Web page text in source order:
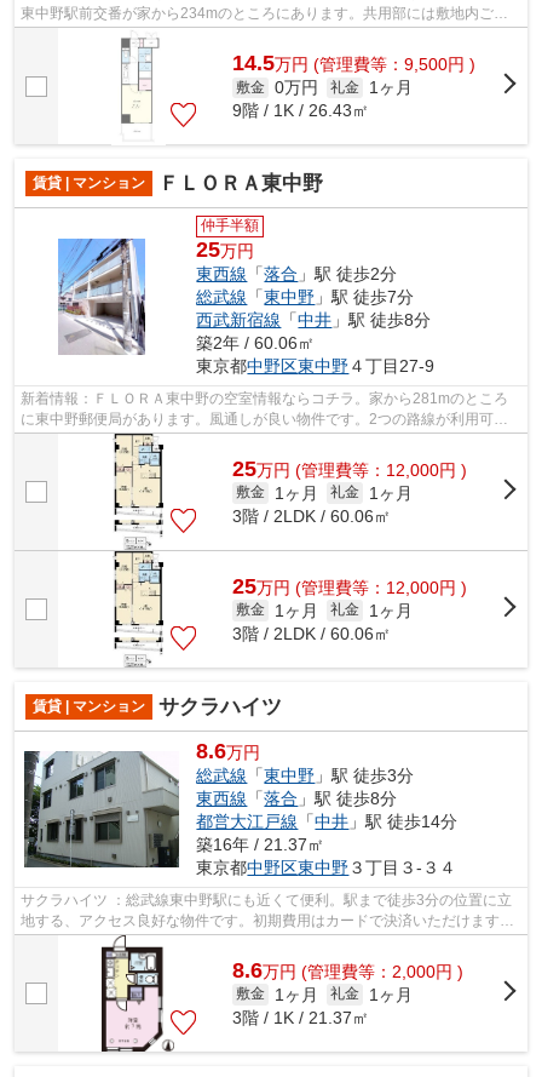
東中野駅前交番が家から234mのところにあります。共用部には敷地内ごみ
置き場・エレベータなどが揃っておりま...
14.5万円 (管理費等：9,500円 )
敷金 0万円 礼金
1ヶ月
9階 / 1K / 26.43㎡
賃貸 | マンション ＦＬＯＲＡ東中野
仲手半額
25万円
東西線 「落合 」駅 徒歩2分
総武線 「東中野 」駅 徒歩7分
西武新宿線 「中井 」駅 徒歩8分
築2年 / 60.06㎡
東京都中野区東中野４丁目27-9
新着情報：ＦＬＯＲＡ東中野の空室情報ならコチラ。家から281mのところ
に東中野郵便局があります。風通しが良い物件です。2つの路線が利用可能
で、片方の路線にトラブルがあっても別ル...
25万円 (管理費等：12,000円 )
敷金 1ヶ月 礼金
1ヶ月
3階 / 2LDK / 60.06㎡
25万円 (管理費等：12,000円 )
敷金 1ヶ月 礼金
1ヶ月
3階 / 2LDK / 60.06㎡
賃貸 | マンション サクラハイツ
8.6万円
総武線 「東中野 」駅 徒歩3分
東西線 「落合 」駅 徒歩8分
都営大江戸線 「中井 」駅 徒歩14分
築16年 / 21.37㎡
東京都中野区東中野３丁目３-３４
サクラハイツ ：総武線東中野駅にも近くて便利。駅まで徒歩3分の位置に立
地する、アクセス良好な物件です。初期費用はカードで決済いただけます。
最上階の物件です。ココ総武線東中野...
8.6万円 (管理費等：2,000円 )
敷金 1ヶ月 礼金
1ヶ月
3階 / 1K / 21.37㎡